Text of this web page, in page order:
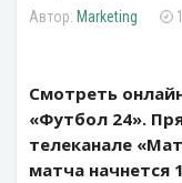
Marketing
Смотреть
«Футбол 24».
телеканале
матча начнется